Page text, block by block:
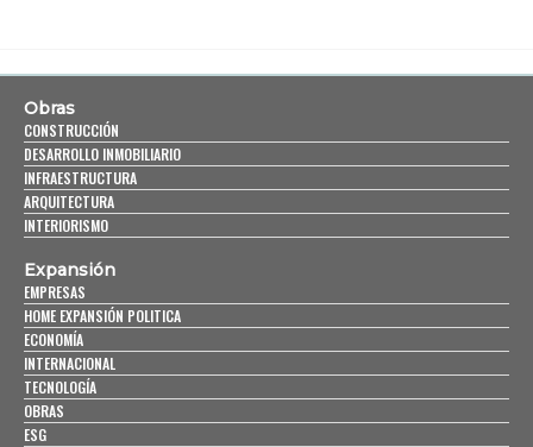
Obras
CONSTRUCCIÓN
DESARROLLO INMOBILIARIO
INFRAESTRUCTURA
ARQUITECTURA
INTERIORISMO
Expansión
EMPRESAS
HOME EXPANSIÓN POLITICA
ECONOMÍA
INTERNACIONAL
TECNOLOGÍA
OBRAS
ESG